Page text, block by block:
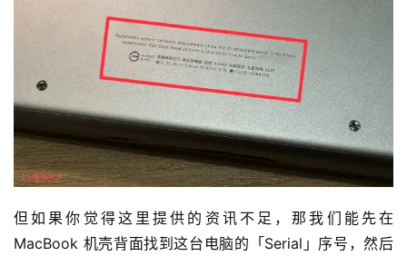
但如果你觉得这里提供的资讯不足，那我们能先在
MacBook 机壳背面找到这台电脑的「Serial」序号，然后